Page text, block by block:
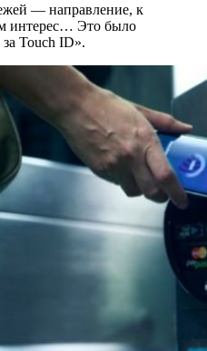
— направление, к
интерес… Это было
Touch ID».